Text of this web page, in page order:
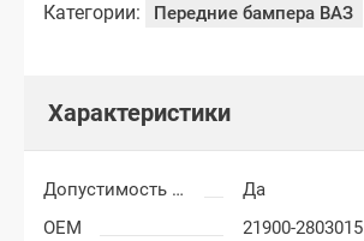
Категории: Передние бампера ВАЗ
Характеристики
Допустимость мелких царапин
Да
OEM
21900-2803015